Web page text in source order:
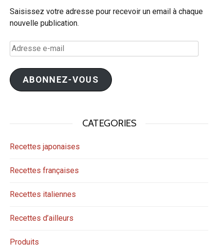
Saisissez votre adresse pour recevoir un email à chaque
nouvelle publication.
Adresse
e-
mail
ABONNEZ-VOUS
CATEGORIES
Recettes japonaises
Recettes françaises
Recettes italiennes
Recettes d’ailleurs
Produits